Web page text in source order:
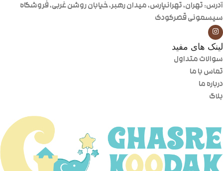
آدرس: تهران، تهرانپارس، میدان رهبر، خیابان روشن غربی، فروشگاه
سیسمونی قصرکودک
لینک های مفید
سوالات متداول
تماس با ما
درباره ما
بلاگ